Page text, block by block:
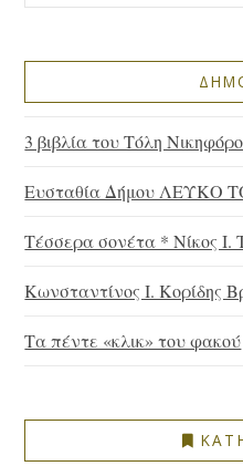
3 βιβλία του Τόλη
Ευσταθία Δήμου ΛΕΥΚΟ
Τέσσερα σονέτα * Νίκος Ι.
Κωνσταντίνος Ι. Κορίδης
Τα πέντε «κλικ» του φακού